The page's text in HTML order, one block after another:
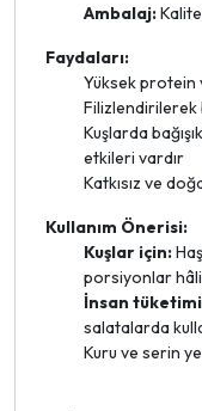
Ambalaj:
Faydaları:
Yüksek protein
Filizlendirilerek
Kuşlarda
etkileri vardır
Katkısız ve
Kullanım Önerisi:
Kuşlar için:
porsiyonlar
İnsan
salatalarda
Kuru ve serin